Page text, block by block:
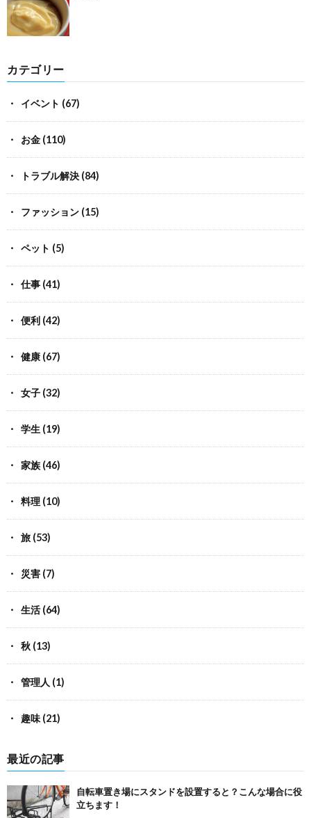
カテゴリー
イベント (67)
お金 (110)
トラブル解決 (84)
ファッション (15)
ペット (5)
仕事 (41)
便利 (42)
健康 (67)
女子 (32)
学生 (19)
家族 (46)
料理 (10)
旅 (53)
災害 (7)
生活(64)
秋 (13)
管理人 (1)
趣味 (21)
最近の記事
自転車置き場にスタンドを設置すると？こんな場合に役
立ちます！